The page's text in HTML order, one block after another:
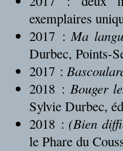
exemplaires
2017 :Ma
Durbec, Points-
2017 :
2018 : Bouger
Sylvie Durbec,
2018 : (Bien
le Phare du